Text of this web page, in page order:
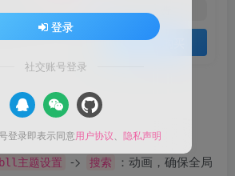
费 高级会员免费
登录购买
主题设置 -> 搜索
：动画，确保全局
登录
社交账号登录
登录即表示同意用户协议 隐私声明